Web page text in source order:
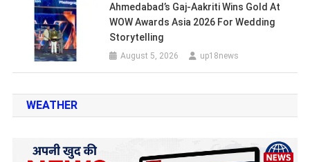
Ahmedabad’s Gaj-Aakriti Wins Gold At
WOW Awards Asia 2026 For Wedding
Storytelling
August 5, 2026 up18news
WEATHER